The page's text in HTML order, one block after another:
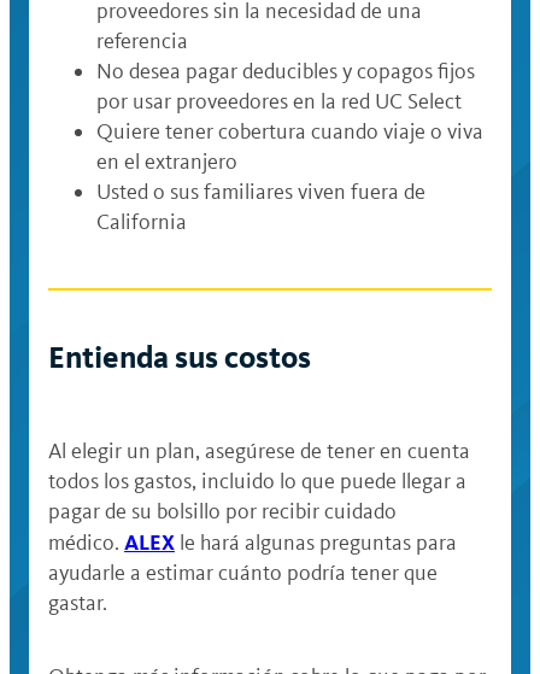
proveedores sin la necesidad de una
referencia
No desea pagar deducibles y copagos fijos
por usar proveedores en la red UC Select
Quiere tener cobertura cuando viaje o viva
en el extranjero
Usted o sus familiares viven fuera de
California
Entienda sus costos
Al elegir un plan, asegúrese de tener en cuenta
todos los gastos, incluido lo que puede llegar a
pagar de su bolsillo por recibir cuidado
médico. ALEX le hará algunas preguntas para
ayudarle a estimar cuánto podría tener que
gastar.